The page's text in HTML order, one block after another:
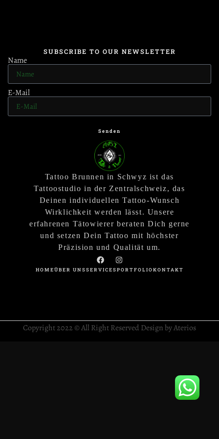
SUBSCRIBE TO OUR NEWSLETTER
Name
E-Mail
Senden
Tattoo Brunnen in Schwyz ist das
Tattoostudio in der Zentralschweiz, das
Deinen individuellen Tattoo-Wunsch
Wirklichkeit werden lässt. Unsere
erfahrenen Tätowierer beraten Dich gerne
und setzen Dein Tattoo mit höchster
Präzision und Qualität um.
HOMEÜBER UNSSERVICESPORTFOLIOKONTAKT
Copyright 2022 © All Right Reserved Design by Aterios